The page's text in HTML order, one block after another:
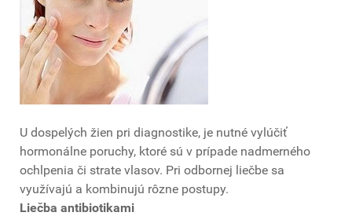
U dospelých žien pri diagnostike, je nutné vylúčiť
hormonálne poruchy, ktoré sú v prípade nadmerného
ochlpenia či strate vlasov. Pri odbornej liečbe sa
využívajú a kombinujú rôzne postupy.
Liečba antibiotikami